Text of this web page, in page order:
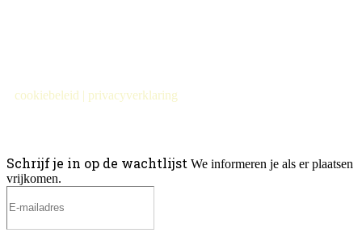
cookiebeleid | privacyverklaring
Schrijf je in op de wachtlijst We informeren je als er plaatsen
vrijkomen.